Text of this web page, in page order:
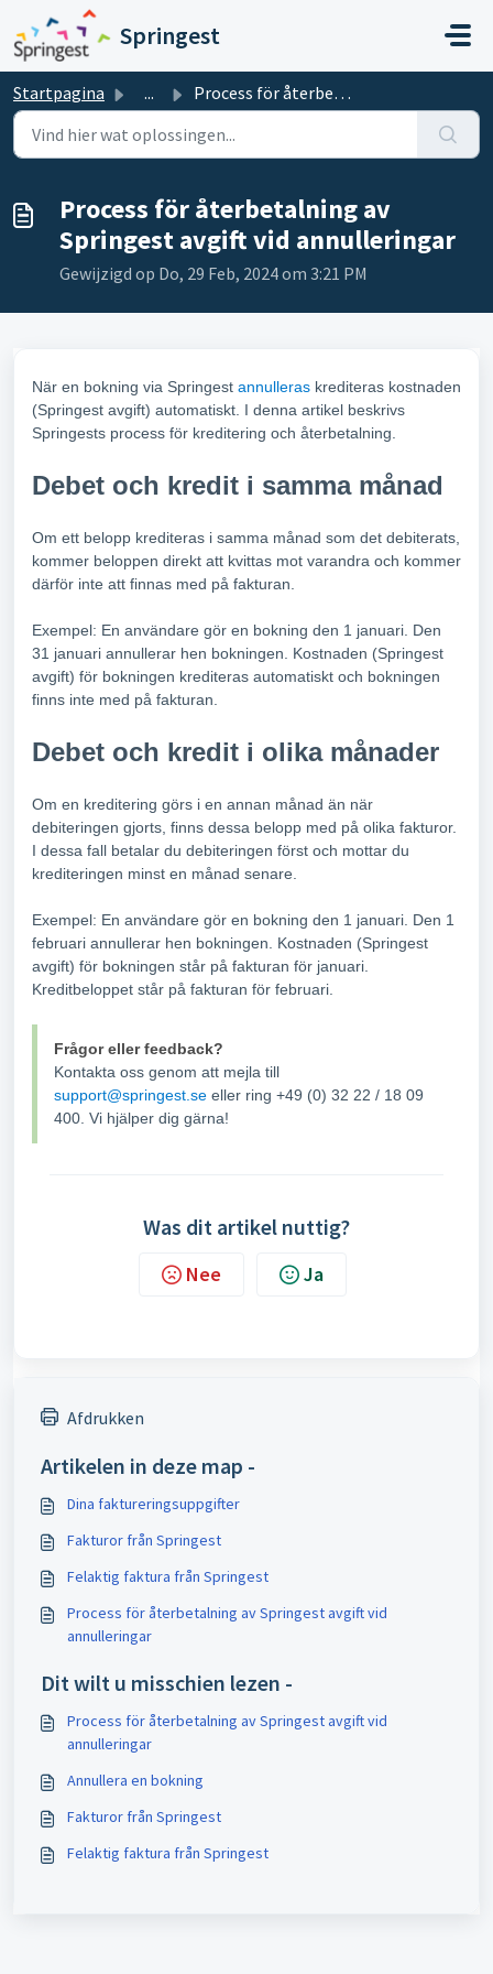
Doorgaan naar hoofdinhoud
Springest
Startpagina ... Process för återbetalning av Springest avgift vid annulle...
Process för återbetalning av
Springest avgift vid annulleringar
Gewijzigd op Do, 29 Feb, 2024 om 3:21 PM
När en bokning via Springest annulleras krediteras kostnaden
(Springest avgift) automatiskt. I denna artikel beskrivs
Springests process för kreditering och återbetalning.
Debet och kredit i samma månad
Om ett belopp krediteras i samma månad som det debiterats,
kommer beloppen direkt att kvittas mot varandra och kommer
därför inte att finnas med på fakturan.
Exempel: En användare gör en bokning den 1 januari. Den
31 januari annullerar hen bokningen. Kostnaden (Springest
avgift) för bokningen krediteras automatiskt och bokningen
finns inte med på fakturan.
Debet och kredit i olika månader
Om en kreditering görs i en annan månad än när
debiteringen gjorts, finns dessa belopp med på olika fakturor.
I dessa fall betalar du debiteringen först och mottar du
krediteringen minst en månad senare.
Exempel: En användare gör en bokning den 1 januari. Den 1
februari annullerar hen bokningen. Kostnaden (Springest
avgift) för bokningen står på fakturan för januari.
Kreditbeloppet står på fakturan för februari.
Frågor eller feedback?
Kontakta oss genom att mejla till
support@springest.se eller ring +49 (0) 32 22 / 18 09
400. Vi hjälper dig gärna!
Was dit artikel nuttig?
Nee Ja
Afdrukken
Artikelen in deze map -
Dina faktureringsuppgifter
Fakturor från Springest
Felaktig faktura från Springest
Process för återbetalning av Springest avgift vid
annulleringar
Dit wilt u misschien lezen -
Process för återbetalning av Springest avgift vid
annulleringar
Annullera en bokning
Fakturor från Springest
Felaktig faktura från Springest